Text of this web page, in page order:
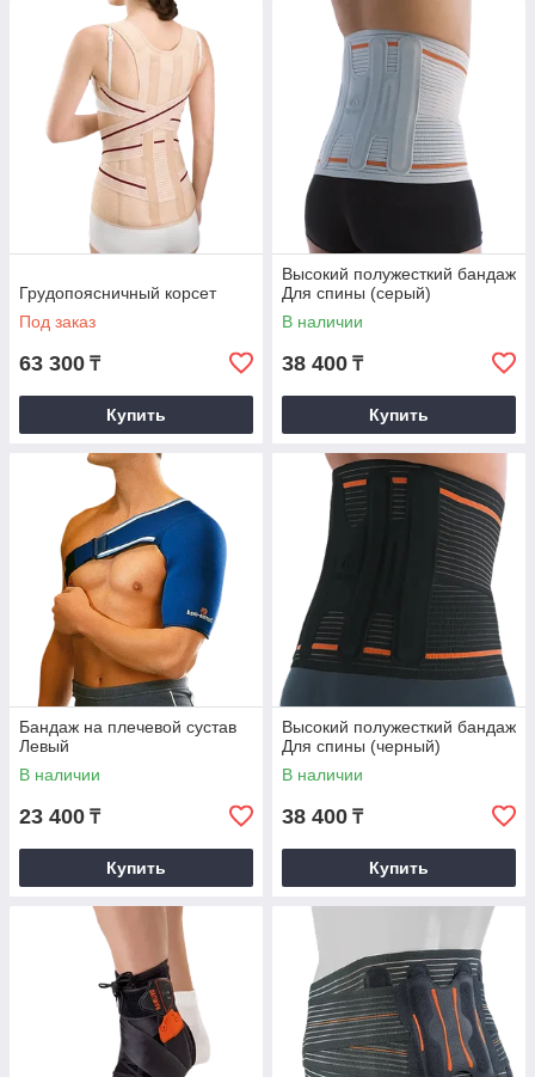
Грудопоясничный корсет
Под заказ
63 300 ₸
Купить
Высокий полужесткий бандаж
Для спины (серый)
В наличии
38 400 ₸
Купить
Бандаж на плечевой сустав
Левый
В наличии
23 400 ₸
Купить
Высокий полужесткий бандаж
Для спины (черный)
В наличии
38 400 ₸
Купить